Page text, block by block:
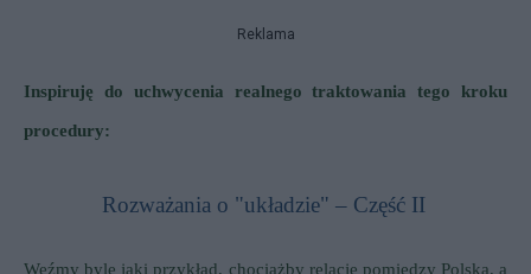
Reklama
Inspiruję do uchwycenia realnego traktowania tego kroku
procedury:
Rozważania o "układzie" – Część II
Weźmy byle jaki przykład, chociażby relacje pomiędzy Polską, a